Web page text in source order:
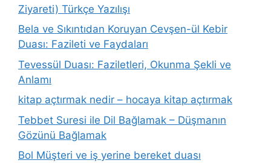
Ziyareti) Türkçe Yazılışı
Bela ve Sıkıntıdan Koruyan Cevşen-ül Kebir
Duası: Fazileti ve Faydaları
Tevessül Duası: Faziletleri, Okunma Şekli ve
Anlamı
kitap açtırmak nedir – hocaya kitap açtırmak
Tebbet Suresi ile Dil Bağlamak – Düşmanın
Gözünü Bağlamak
Bol Müşteri ve iş yerine bereket duası